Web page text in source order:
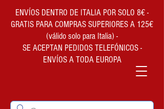
ENVÍOS DENTRO DE ITALIA POR SOLO 8€ -
GRATIS PARA COMPRAS SUPERIORES A 125€
(válido solo para Italia) -
SE ACEPTAN PEDIDOS TELEFÓNICOS -
ENVÍOS A TODA EUROPA